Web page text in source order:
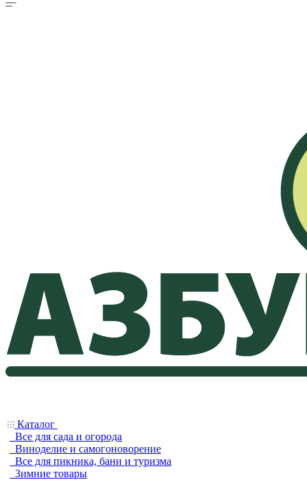
Каталог
Все для сада и огорода
Виноделие и самогоноворение
Все для пикника, бани и туризма
Зимние товары